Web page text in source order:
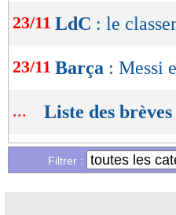
23/11 LdC : le
23/11 Barça : Messi
... Liste des
Liste des
Filtrer :